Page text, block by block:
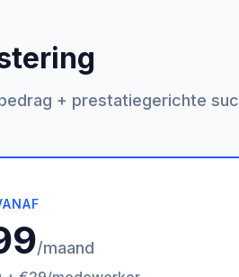
+ prestatiegerichte
/maand